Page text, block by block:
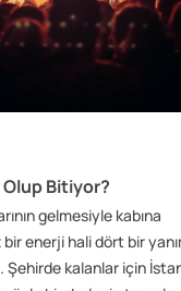
Bitiyor?
gelmesiyle kabına
bir enerji hali dört bir
Şehirde kalanlar için